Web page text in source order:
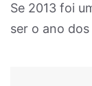
Se 2013 foi
ser o ano